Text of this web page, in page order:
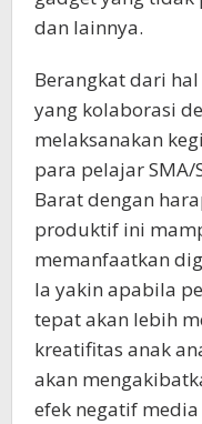
dan lainnya.
Berangkat dari
yang kolaborasi
melaksanakan
para pelajar SMA/
Barat dengan
produktif ini
memanfaatkan
Ia yakin apabila
tepat akan lebih
kreatifitas anak
akan
efek negatif